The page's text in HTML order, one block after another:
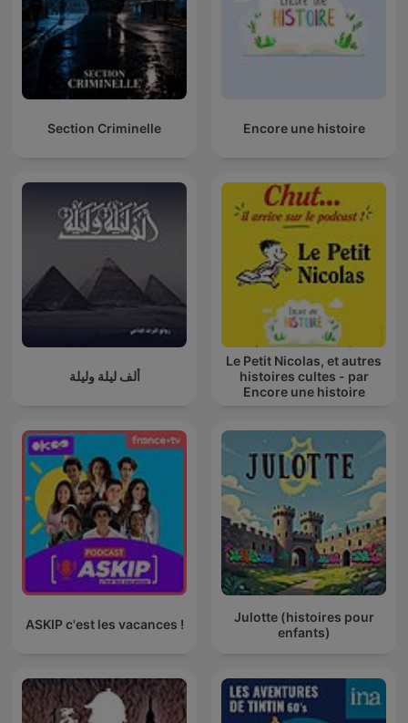
Section Criminelle Encore une histoire
ألف ليلة وليلة
Le Petit Nicolas, et autres
histoires cultes - par
Encore une histoire
ASKIP c'est les vacances !
Julotte (histoires pour
enfants)